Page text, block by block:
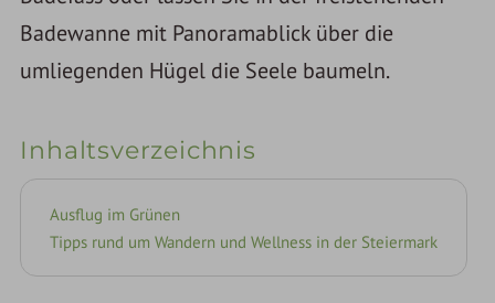
Badewanne mit Panoramablick über die
umliegenden Hügel die Seele baumeln.
Inhaltsverzeichnis
Ausflug im Grünen
Tipps rund um Wandern und Wellness in der Steiermark